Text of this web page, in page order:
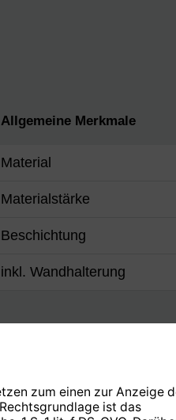
Allgemeine Merkmale
Material
Materialstärke
Beschichtung
inkl. Wandhalterung
High-Band